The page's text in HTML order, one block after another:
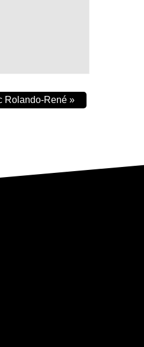
Rolando-René »